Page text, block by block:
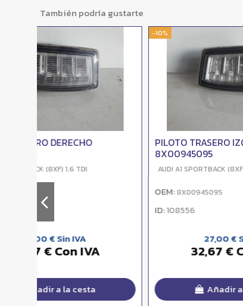
También podría gustarte
MANETA INTERIOR TRASERA
AUDI A1 SPORTBACK (8XF) 1.6 TDI
ID:
16,34 € Con IVA
Añadir a la cesta